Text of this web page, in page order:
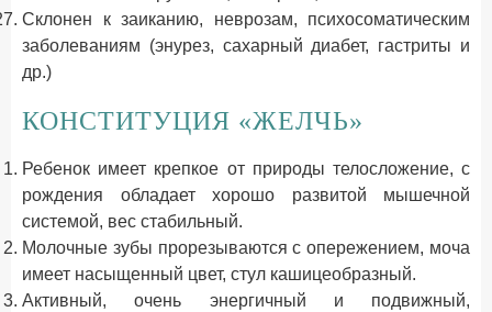
Склонен к заиканию, неврозам, психосоматическим
заболеваниям (энурез, сахарный диабет, гастриты и
др.)
КОНСТИТУЦИЯ «ЖЕЛЧЬ»
Ребенок имеет крепкое от природы телосложение, с
рождения обладает хорошо развитой мышечной
системой, вес стабильный.
Молочные зубы прорезываются с опережением, моча
имеет насыщенный цвет, стул кашицеобразный.
Активный, очень энергичный и подвижный,